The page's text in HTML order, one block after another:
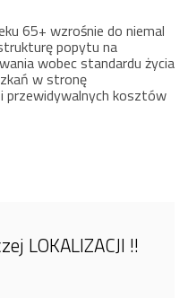
65+ wzrośnie do niemal
popytu na
wobec standardu życia
w stronę
przewidywalnych kosztów
LOKALIZACJI !!